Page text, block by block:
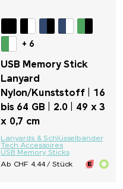
+ 6
USB Memory Stick
Lanyard
Nylon/Kunststoff | 16
bis 64 GB | 2.0 | 49 x 3
x 0,7 cm
Lanyards & Schlüsselbänder
Tech Accessoires
USB Memory Sticks
Ab CHF 4.44 / Stück